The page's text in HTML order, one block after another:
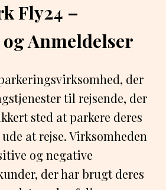
Fly24 –
Anmeldelser
der
til rejsende, der
sted at parkere deres
at rejse. Virksomheden
og negative
der har brugt deres